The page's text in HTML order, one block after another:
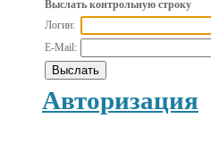
Выслать контрольную строку
Логин:
E-Mail:
Авторизация